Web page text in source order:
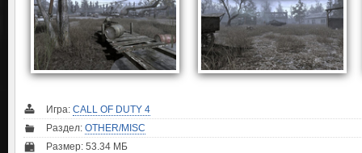
Игра: CALL OF DUTY 4
Раздел: OTHER/MISC
Размер: 53.34 МБ